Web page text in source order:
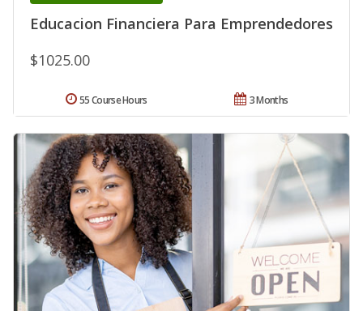
Educacion Financiera Para Emprendedores
$1025.00
3 Months
55 Course Hours